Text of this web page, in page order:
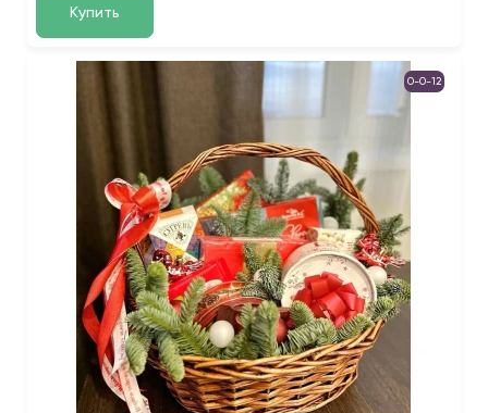
Купить
0-0-12